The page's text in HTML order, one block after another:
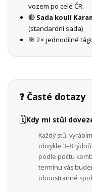
vozem po celé ČR.
🔴 Sada koulí
(standardní sada)
🎯 2× jednodílné
❓ Časté dotazy
🗓️Kdy mi stůl
Každý stůl
obvykle 3–8
podle počtu
termínu vás
oboustranné